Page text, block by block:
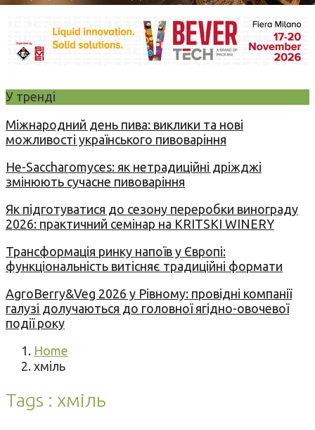
У тренді
Міжнародний день пива: виклики та нові
можливості українського пивоваріння
Не-Saccharomyces: як нетрадиційні дріжджі
змінюють сучасне пивоваріння
Як підготуватися до сезону переробки винограду
2026: практичний семінар на KRITSKI WINERY
Трансформація ринку напоїв у Європі:
функціональність витісняє традиційні формати
AgroBerry&Veg 2026 у Рівному: провідні компанії
галузі долучаються до головної ягідно-овочевої
події року
Home
хміль
Tags : хміль